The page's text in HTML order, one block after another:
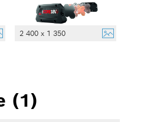
2 400 x 1 350
(1)